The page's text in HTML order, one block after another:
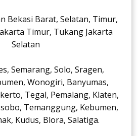
Bekasi Barat, Selatan, Timur,
Timur, Tukang Jakarta
Selatan
Semarang, Solo, Sragen,
Wonogiri, Banyumas,
Tegal, Pemalang, Klaten,
Temanggung, Kebumen,
Kudus, Blora, Salatiga.